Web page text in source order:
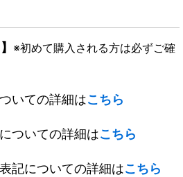
※初めて購入される方は必ずご確
いての詳細はこちら
ついての詳細はこちら
記についての詳細はこちら